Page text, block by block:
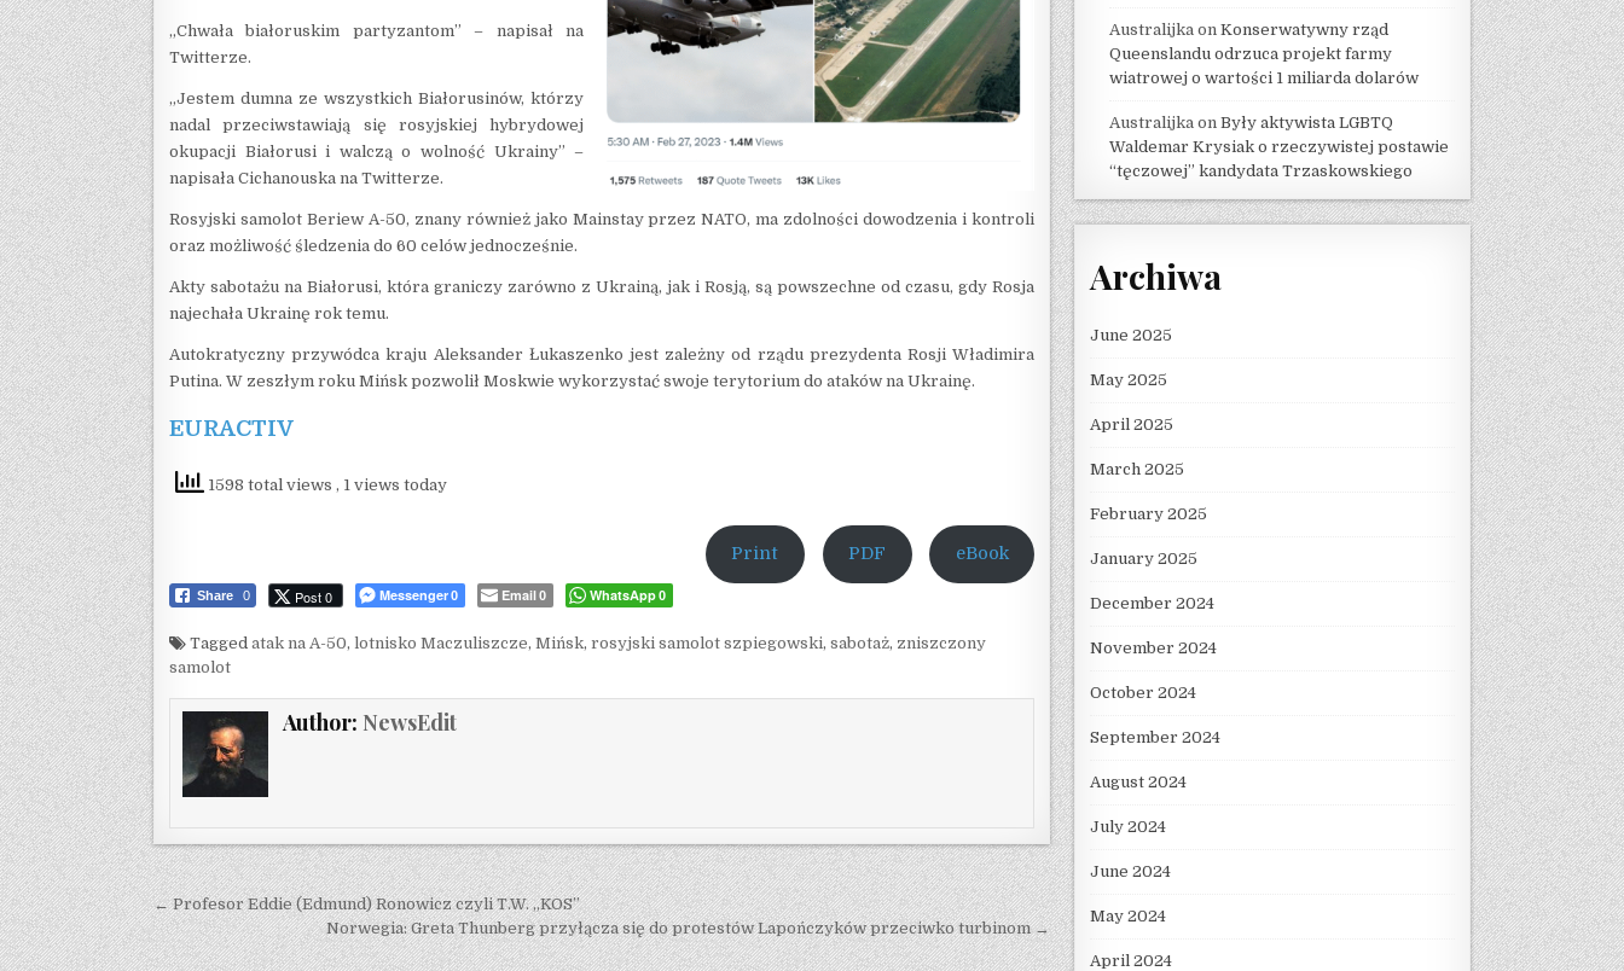
„Chwała białoruskim partyzantom” – napisał na
Twitterze.
„Jestem dumna ze wszystkich Białorusinów, którzy
nadal przeciwstawiają się rosyjskiej hybrydowej
okupacji Białorusi i walczą o wolność Ukrainy” –
napisała Cichanouska na Twitterze.
Rosyjski samolot Beriew A-50, znany również jako Mainstay przez NATO, ma zdolności dowodzenia i kontroli
oraz możliwość śledzenia do 60 celów jednocześnie.
Akty sabotażu na Białorusi, która graniczy zarówno z Ukrainą, jak i Rosją, są powszechne od czasu, gdy Rosja
najechała Ukrainę rok temu.
Autokratyczny przywódca kraju Aleksander Łukaszenko jest zależny od rządu prezydenta Rosji Władimira
Putina. W zeszłym roku Mińsk pozwolił Moskwie wykorzystać swoje terytorium do ataków na Ukrainę.
EURACTIV
1598 total views , 1 views today
Print PDF eBook
Share 0 Post 0 Messenger0 Email0 WhatsApp0
Tagged atak na A-50, lotnisko Maczuliszcze, Mińsk, rosyjski samolot szpiegowski, sabotaż, zniszczony
samolot
Author: NewsEdit
Post navigation
← Profesor Eddie (Edmund) Ronowicz czyli T.W. „KOS”
Norwegia: Greta Thunberg przyłącza się do protestów Lapończyków przeciwko turbinom →
Australijkaon Konserwatywny rząd
Queenslandu odrzuca projekt farmy
wiatrowej o wartości 1 miliarda dolarów
Australijkaon Były aktywista LGBTQ
Waldemar Krysiak o rzeczywistej postawie
“tęczowej” kandydata Trzaskowskiego
Archiwa
June 2025
May 2025
April 2025
March 2025
February 2025
January 2025
December 2024
November 2024
October 2024
September 2024
August 2024
July 2024
June 2024
May 2024
April 2024